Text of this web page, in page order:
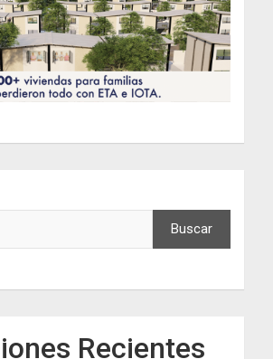
Buscar
Recientes